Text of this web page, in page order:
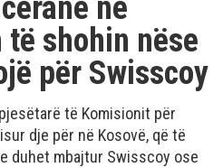
në
të shohin nëse
për Swisscoy
të Komisionit për
dje për në Kosovë, që të
duhet mbajtur Swisscoy ose